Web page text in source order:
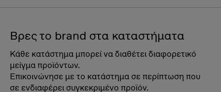
Βρες το brand στα καταστήματα
Κάθε κατάστημα μπορεί να διαθέτει διαφορετικό
μείγμα προϊόντων.
Επικοινώνησε με το κατάστημα σε περίπτωση που
σε ενδιαφέρει συγκεκριμένο προϊόν.